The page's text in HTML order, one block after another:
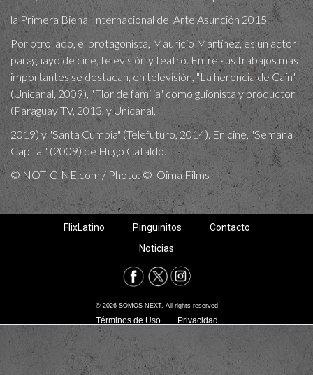
la Primera Bienal Internacional del Arte Asunción 2015.
Por otro lado, el protagonista, Mauricio Martínez, es un actor
paraguayo de cine, televisión y teatro. Entre sus trabajos más
importantes se destacan, en televisión, "La herencia de Caín"
(Unicanal, 2009), "Flor de familia" como guionista y productor
(Paraguay TV, 2013, y Unicanal,
2019) y "Santa Cumbia" (Telefuturo, 2014). En cine, "Semana
Capital" (2009) de Hugo Cataldo.
© NOTICINE.com / Photo: © Oima Films
FlixLatino Pinguinitos
Contacto
Noticias
© 2026 SOMOS NEXT. All rights reserved
Términos de Uso Privacidad